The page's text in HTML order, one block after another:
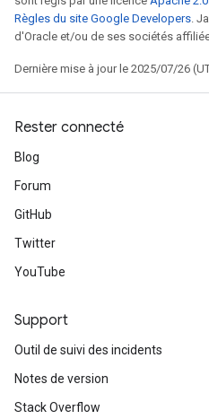
Règles du site Google Developers.
d'Oracle et/ou de ses sociétés
Dernière mise à jour le 2025/07/26
Rester connecté
Blog
Forum
GitHub
Twitter
YouTube
Support
Outil de suivi des incidents
Notes de version
Stack Overflow